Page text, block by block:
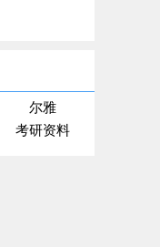
尔雅
考研资料